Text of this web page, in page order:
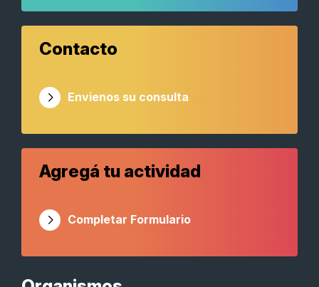
Contacto
Envienos su consulta
Agregá tu actividad
Completar Formulario